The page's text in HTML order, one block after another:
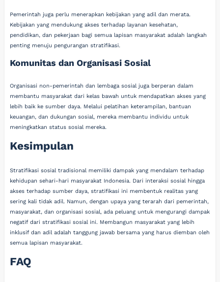
Pemerintah juga perlu menerapkan kebijakan yang adil dan merata.
Kebijakan yang mendukung akses terhadap layanan kesehatan,
pendidikan, dan pekerjaan bagi semua lapisan masyarakat adalah langkah
penting menuju pengurangan stratifikasi.
Komunitas dan Organisasi Sosial
Organisasi non-pemerintah dan lembaga sosial juga berperan dalam
membantu masyarakat dari kelas bawah untuk mendapatkan akses yang
lebih baik ke sumber daya. Melalui pelatihan keterampilan, bantuan
keuangan, dan dukungan sosial, mereka membantu individu untuk
meningkatkan status sosial mereka.
Kesimpulan
Stratifikasi sosial tradisional memiliki dampak yang mendalam terhadap
kehidupan sehari-hari masyarakat Indonesia. Dari interaksi sosial hingga
akses terhadap sumber daya, stratifikasi ini membentuk realitas yang
sering kali tidak adil. Namun, dengan upaya yang terarah dari pemerintah,
masyarakat, dan organisasi sosial, ada peluang untuk mengurangi dampak
negatif dari stratifikasi sosial ini. Membangun masyarakat yang lebih
inklusif dan adil adalah tanggung jawab bersama yang harus diemban oleh
semua lapisan masyarakat.
FAQ